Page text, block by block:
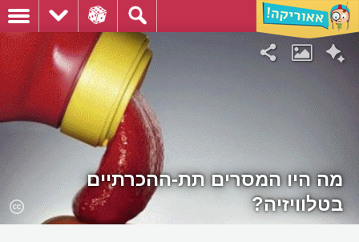
מה היו המסרים תת-ההכרתיים
בטלוויזיה?